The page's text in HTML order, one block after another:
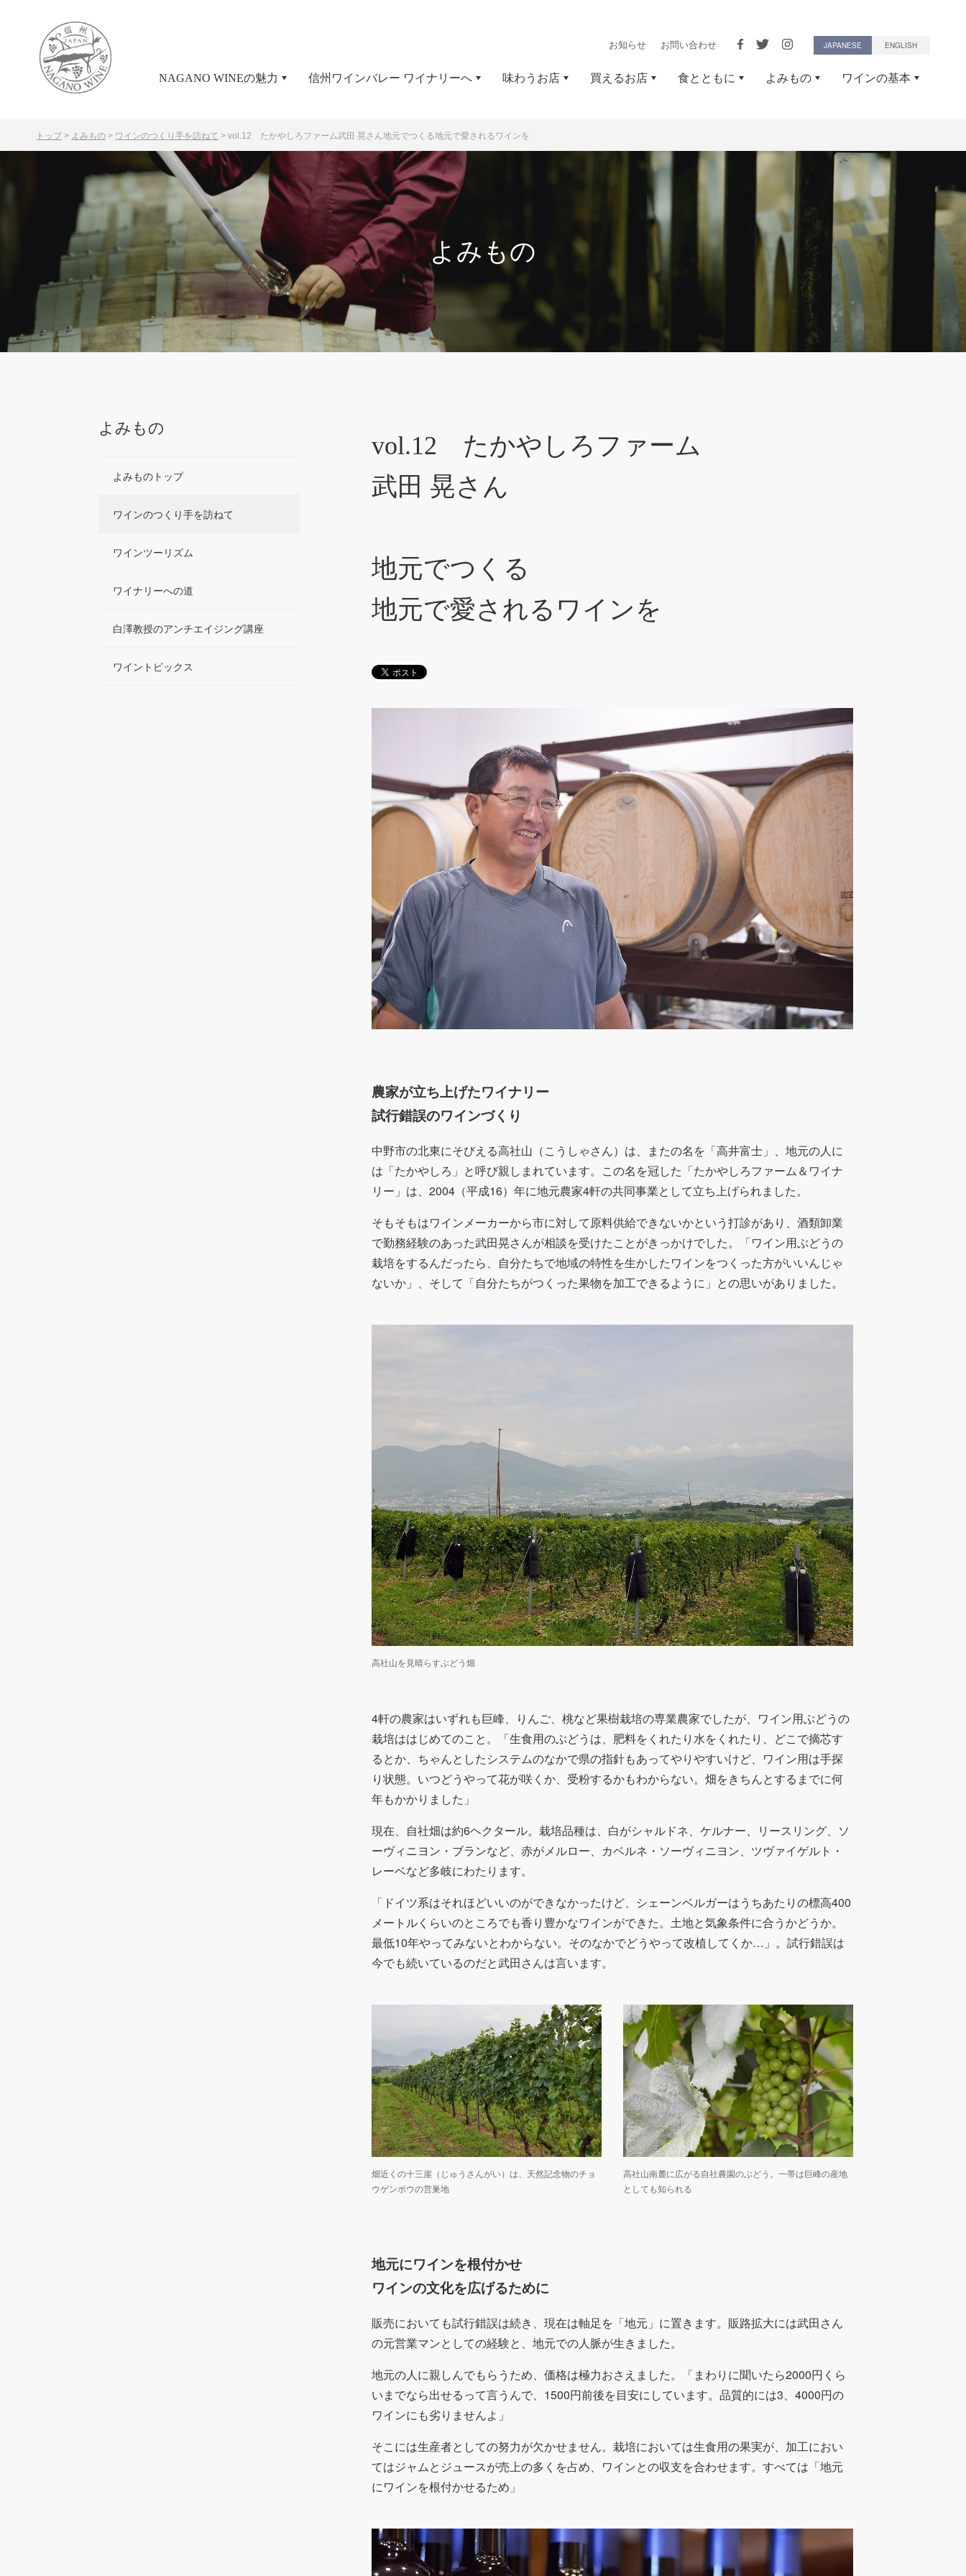
お知らせ お問い合わせ JAPANESE ENGLISH
NAGANO WINEの魅力 信州ワインバレー ワイナリーへ 味わうお店 買えるお店 食とともに よみもの ワインの基本
トップ > よみもの > ワインのつくり手を訪ねて > vol.12 たかやしろファーム武田 晃さん地元でつくる地元で愛されるワインを
よみもの
よみもの
よみものトップ
ワインのつくり手を訪ねて
ワインツーリズム
ワイナリーへの道
白澤教授のアンチエイジング講座
ワイントピックス
vol.12 たかやしろファーム
武田 晃さん
地元でつくる
地元で愛されるワインを
農家が立ち上げたワイナリー
試行錯誤のワインづくり
中野市の北東にそびえる高社山（こうしゃさん）は、またの名を「高井富士」、地元の人に
は「たかやしろ」と呼び親しまれています。この名を冠した「たかやしろファーム＆ワイナ
リー」は、2004（平成16）年に地元農家4軒の共同事業として立ち上げられました。
そもそもはワインメーカーから市に対して原料供給できないかという打診があり、酒類卸業
で勤務経験のあった武田晃さんが相談を受けたことがきっかけでした。「ワイン用ぶどうの
栽培をするんだったら、自分たちで地域の特性を生かしたワインをつくった方がいいんじゃ
ないか」、そして「自分たちがつくった果物を加工できるように」との思いがありました。
高社山を見晴らすぶどう畑
4軒の農家はいずれも巨峰、りんご、桃など果樹栽培の専業農家でしたが、ワイン用ぶどうの
栽培ははじめてのこと。「生食用のぶどうは、肥料をくれたり水をくれたり、どこで摘芯す
るとか、ちゃんとしたシステムのなかで県の指針もあってやりやすいけど、ワイン用は手探
り状態。いつどうやって花が咲くか、受粉するかもわからない。畑をきちんとするまでに何
年もかかりました」
現在、自社畑は約6ヘクタール。栽培品種は、白がシャルドネ、ケルナー、リースリング、ソ
ーヴィニヨン・ブランなど、赤がメルロー、カベルネ・ソーヴィニヨン、ツヴァイゲルト・
レーベなど多岐にわたります。
「ドイツ系はそれほどいいのができなかったけど、シェーンベルガーはうちあたりの標高400
メートルくらいのところでも香り豊かなワインができた。土地と気象条件に合うかどうか。
最低10年やってみないとわからない。そのなかでどうやって改植してくか…」。試行錯誤は
今でも続いているのだと武田さんは言います。
畑近くの十三崖（じゅうさんがい）は、天然記念物のチョ
ウゲンボウの営巣地
高社山南麓に広がる自社農園のぶどう。一帯は巨峰の産地
としても知られる
地元にワインを根付かせ
ワインの文化を広げるために
販売においても試行錯誤は続き、現在は軸足を「地元」に置きます。販路拡大には武田さん
の元営業マンとしての経験と、地元での人脈が生きました。
地元の人に親しんでもらうため、価格は極力おさえました。「まわりに聞いたら2000円くら
いまでなら出せるって言うんで、1500円前後を目安にしています。品質的には3、4000円の
ワインにも劣りませんよ」
そこには生産者としての努力が欠かせません。栽培においては生食用の果実が、加工におい
てはジャムとジュースが売上の多くを占め、ワインとの収支を合わせます。すべては「地元
にワインを根付かせるため」